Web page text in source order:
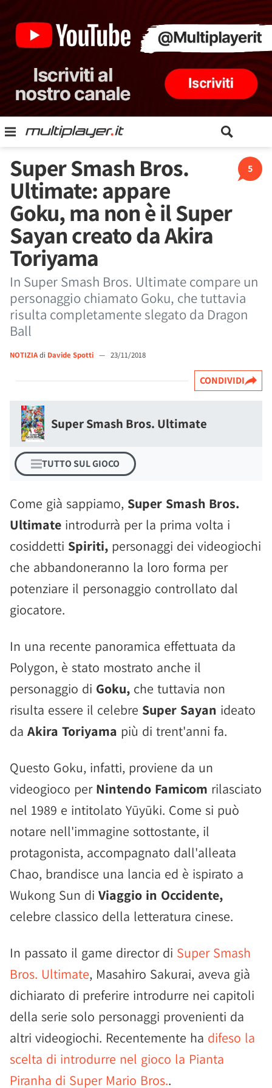
5
Super Smash Bros.
Ultimate: appare
Goku, ma non è il Super
Sayan creato da Akira
Toriyama
In Super Smash Bros. Ultimate compare un
personaggio chiamato Goku, che tuttavia
risulta completamente slegato da Dragon
Ball
NOTIZIAdi Davide Spotti — 23/11/2018
CONDIVIDI
Super Smash Bros. Ultimate
TUTTO SUL GIOCO
Come già sappiamo, Super Smash Bros.
Ultimate introdurrà per la prima volta i
cosiddetti Spiriti, personaggi dei videogiochi
che abbandoneranno la loro forma per
potenziare il personaggio controllato dal
giocatore.
In una recente panoramica effettuata da
Polygon, è stato mostrato anche il
personaggio di Goku, che tuttavia non
risulta essere il celebre Super Sayan ideato
da Akira Toriyama più di trent'anni fa.
Questo Goku, infatti, proviene da un
videogioco per Nintendo Famicom rilasciato
nel 1989 e intitolato Yūyūki. Come si può
notare nell'immagine sottostante, il
protagonista, accompagnato dall'alleata
Chao, brandisce una lancia ed è ispirato a
Wukong Sun di Viaggio in Occidente,
celebre classico della letteratura cinese.
In passato il game director di Super Smash
Bros. Ultimate, Masahiro Sakurai, aveva già
dichiarato di preferire introdurre nei capitoli
della serie solo personaggi provenienti da
altri videogiochi. Recentemente ha difeso la
scelta di introdurre nel gioco la Pianta
Piranha di Super Mario Bros..